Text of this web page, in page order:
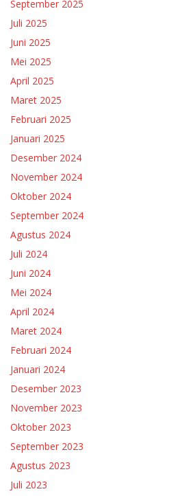
September 2025
Juli 2025
Juni 2025
Mei 2025
April 2025
Maret 2025
Februari 2025
Januari 2025
Desember 2024
November 2024
Oktober 2024
September 2024
Agustus 2024
Juli 2024
Juni 2024
Mei 2024
April 2024
Maret 2024
Februari 2024
Januari 2024
Desember 2023
November 2023
Oktober 2023
September 2023
Agustus 2023
Juli 2023